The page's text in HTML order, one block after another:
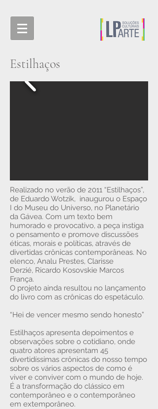
Estilhaços
Realizado no verão de 2011 “Estilhaços”,
de Eduardo Wotzik, inaugurou o Espaço
I do Museu do Universo, no Planetário
da Gávea. Com um texto bem
humorado e provocativo, a peça instiga
o pensamento e promove discussões
éticas, morais e políticas, através de
divertidas crônicas contemporâneas. No
elenco, Analu Prestes, Clarisse
Derzié, Ricardo Kosovskie Marcos
França.
O projeto ainda resultou no lançamento
do livro com as crônicas do espetáculo.
“Hei de vencer mesmo sendo honesto”
Estilhaços apresenta depoimentos e
observações sobre o cotidiano, onde
quatro atores apresentam 45
divertidíssimas crônicas do nosso tempo
sobre os vários aspectos de como é
viver e conviver com o mundo de hoje.
É a transformação do clássico em
contemporâneo e o contemporâneo
em extemporâneo.